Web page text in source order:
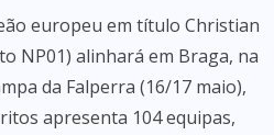
europeu em título Christian
NP01) alinhará em Braga, na
da Falperra (16/17 maio),
apresenta 104 equipas,